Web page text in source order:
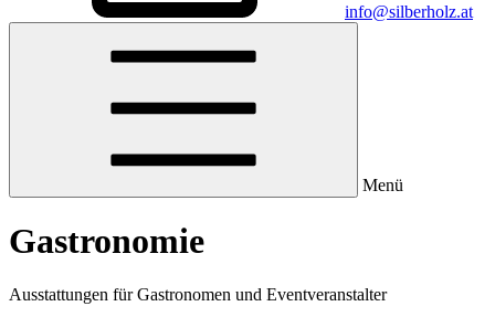
info@silberholz.at
Menü
Gastronomie
Ausstattungen für Gastronomen und Eventveranstalter